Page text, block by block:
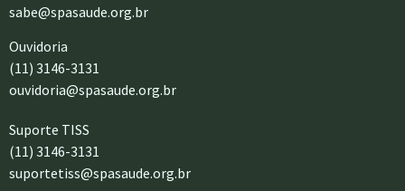
sabe@spasaude.org.br
Ouvidoria
(11) 3146-3131
ouvidoria@spasaude.org.br
Suporte TISS
(11) 3146-3131
suportetiss@spasaude.org.br